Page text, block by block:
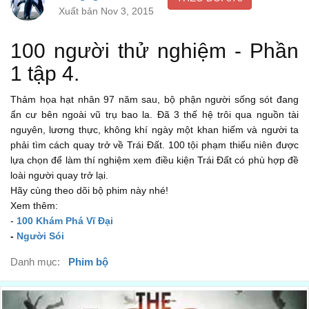
100 tù nhân được đưa xuống mặt đất.
Each of us is here because we broke the law.
Chúng tôi bị đưa tới đây vì đã làm trái luật lệ...
...nhưng trên Trái Đất, sẽ không có bất cứ điều luật nào.
00:26
All we have to do is survive.
Tất cả những gì chúng tôi cần làm là sống sót.
00:29
But we will be tested,
Nhưng chúng tôi sẽ được thử thách...
by the earth, by the secrets it hides,
...và trên hết là chúng tôi sẽ thử thách lẫn nhau.
00:35
Xuất bản Nov 3, 2015
100 người thử nghiệm - Phần
1 tập 4.
Thảm họa hạt nhân 97 năm sau, bộ phận người sống sót đang
ẩn cư bên ngoài vũ trụ bao la. Đã 3 thế hệ trôi qua nguồn tài
nguyên, lương thực, không khí ngày một khan hiếm và người ta
phải tìm cách quay trở về Trái Đất. 100 tội phạm thiếu niên được
lựa chọn để làm thí nghiệm xem điều kiện Trái Đất có phù hợp đề
loài người quay trở lại.
Hãy cùng theo dõi bộ phim này nhé!
Xem thêm:
- 100 Khám Phá Vĩ Đại
- Người Sói
Danh mục: Phim bộ